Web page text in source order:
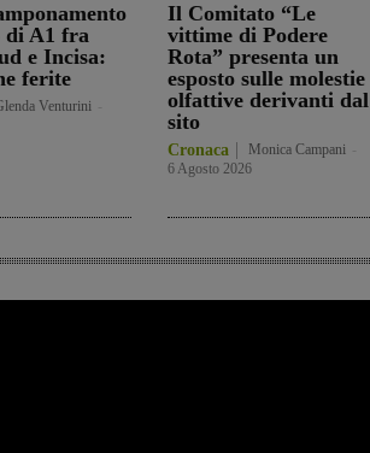
di A1 fra
e Incisa:
ferite
Venturini
Il Comitato “Le
vittime di Podere
Rota” presenta un
esposto sulle molestie
olfattive derivanti dal
sito
Cronaca Monica Campani
6 Agosto 2026